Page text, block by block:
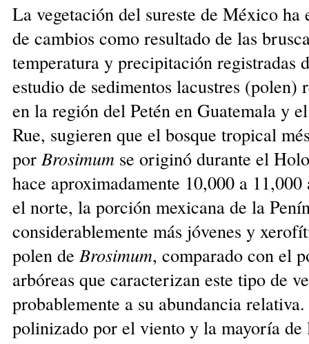
La vegetación del sureste de México ha
de cambios como resultado de las
temperatura y precipitación registradas
estudio de sedimentos lacustres (polen)
en la región del Petén en Guatemala y
Rue, sugieren que el bosque tropical
por Brosimum se originó durante el
hace aproximadamente 10,000 a
el norte, la porción mexicana de la
considerablemente más jóvenes y
polen de Brosimum, comparado con el
arbóreas que caracterizan este tipo de
probablemente a su abundancia
polinizado por el viento y la mayoría de